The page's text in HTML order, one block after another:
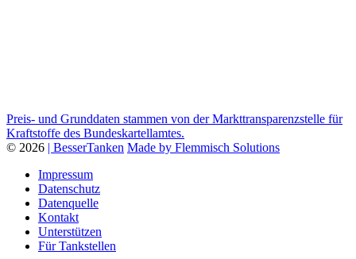
Preis- und Grunddaten stammen von der Markttransparenzstelle für
Kraftstoffe des Bundeskartellamtes.
© 2026 | BesserTanken Made by Flemmisch Solutions
Impressum
Datenschutz
Datenquelle
Kontakt
Unterstützen
Für Tankstellen